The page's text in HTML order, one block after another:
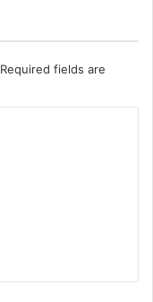
Required fields are